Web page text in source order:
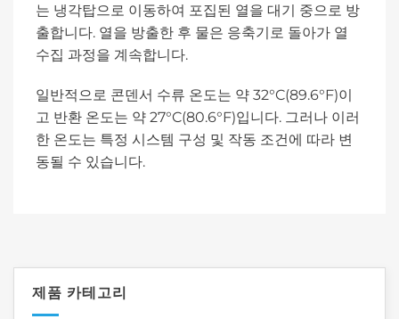
는 냉각탑으로 이동하여 포집된 열을 대기 중으로 방
출합니다. 열을 방출한 후 물은 응축기로 돌아가 열
수집 과정을 계속합니다.
일반적으로 콘덴서 수류 온도는 약 32°C(89.6°F)이
고 반환 온도는 약 27°C(80.6°F)입니다. 그러나 이러
한 온도는 특정 시스템 구성 및 작동 조건에 따라 변
동될 수 있습니다.
제품 카테고리